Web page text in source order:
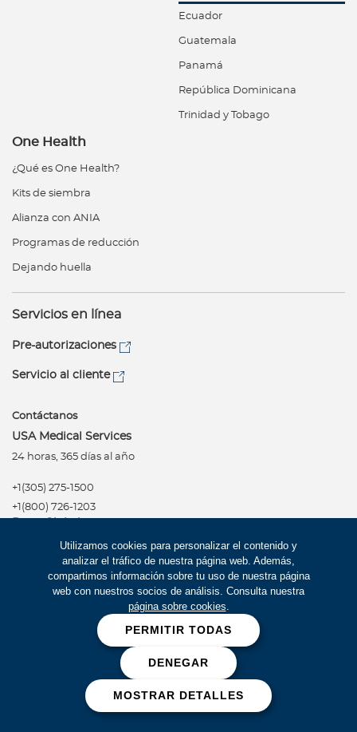
Utilizamos cookies para personalizar el contenido y
analizar el tráfico de nuestra página web. Además,
compartimos información sobre tu uso de nuestra página
web con nuestros socios de análisis. Consulta nuestra
página sobre cookies.
PERMITIR TODAS
DENEGAR
MOSTRAR DETALLES
Ecuador
Guatemala
Panamá
República Dominicana
Trinidad y Tobago
One Health
¿Qué es One Health?
Kits de siembra
Alianza con ANIA
Programas de reducción
Dejando huella
Servicios en línea
Pre-autorizaciones
Servicio al cliente
Contáctanos
USA Medical Services
24 horas, 365 días al año
+1(305) 275-1500
+1(800) 726-1203
+1 (305) 398-7400
Red de Salud
Política de privacidad Síguenos